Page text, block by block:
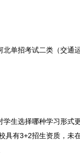
单招考试二类（交通
生选择哪种学习形式
有3+2招生资质，未